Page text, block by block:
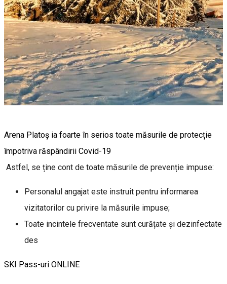
Arena Platoș ia foarte în serios toate măsurile de protecție
împotriva răspândirii Covid-19
Astfel, se ține cont de toate măsurile de prevenție impuse:
Personalul angajat este instruit pentru informarea
vizitatorilor cu privire la măsurile impuse;
Toate incintele frecventate sunt curățate și dezinfectate
des
SKI Pass-uri ONLINE